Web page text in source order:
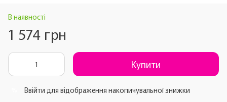
В наявності
1 574 грн
Купити
Ввійти для відображення накопичувальної знижки